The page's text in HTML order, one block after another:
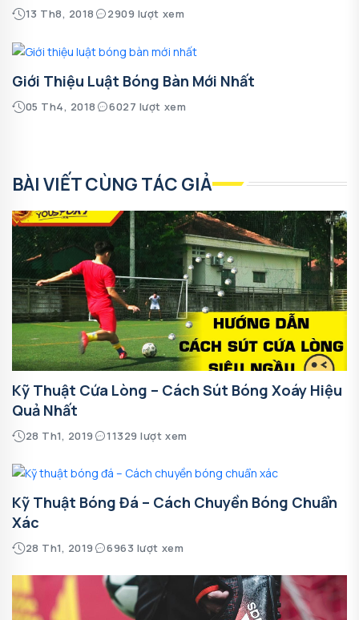
13 Th8, 2018 2909 lượt xem
Giới Thiệu Luật Bóng Bàn Mới Nhất
05 Th4, 2018 6027 lượt xem
BÀI VIẾT CÙNG TÁC GIẢ
Kỹ Thuật Cứa Lòng – Cách Sút Bóng Xoáy Hiệu
Quả Nhất
28 Th1, 2019 11329 lượt xem
Kỹ Thuật Bóng Đá – Cách Chuyền Bóng Chuẩn
Xác
28 Th1, 2019 6963 lượt xem